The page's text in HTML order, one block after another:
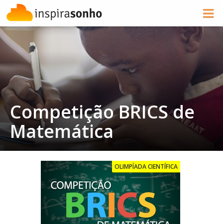
Competição BRICS de
Matemática
OLIMPÍADA CIENTÍFICA